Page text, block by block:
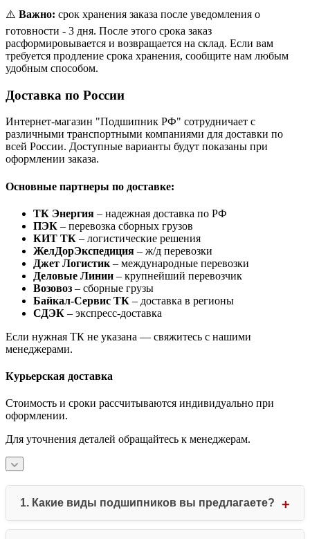
⚠️ Важно: срок хранения заказа после уведомления о
готовности - 3 дня. После этого срока заказ
расформировывается и возвращается на склад. Если вам
требуется продление срока хранения, сообщите нам любым
удобным способом.
Доставка по России
Интернет-магазин "Подшипник РФ" сотрудничает с
различными транспортными компаниями для доставки по
всей России. Доступные варианты будут показаны при
оформлении заказа.
Основные партнеры по доставке:
ТК Энергия – надежная доставка по РФ
ПЭК – перевозка сборных грузов
КИТ ТК – логистические решения
ЖелДорЭкспедиция – ж/д перевозки
Джет Логистик – международные перевозки
Деловые Линии – крупнейший перевозчик
Возовоз – сборные грузы
Байкал-Сервис ТК – доставка в регионы
СДЭК – экспресс-доставка
Если нужная ТК не указана — свяжитесь с нашими
менеджерами.
Курьерская доставка
Стоимость и сроки рассчитываются индивидуально при
оформлении.
Для уточнения деталей обращайтесь к менеджерам.
1. Какие виды подшипников вы предлагаете?
Мы специализируемся на всех основных типах